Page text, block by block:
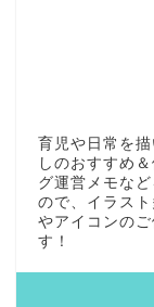
育児や日常を
しのおすすめ
グ運営メモな
ので、イラス
やアイコンの
す！